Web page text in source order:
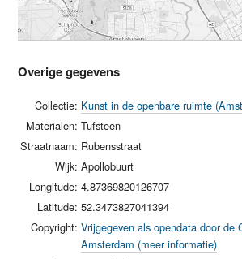
Overige gegevens
Collectie: Kunst in de openbare ruimte
Materialen: Tufsteen
Straatnaam: Rubensstraat
Wijk: Apollobuurt
Longitude: 4.87369820126707
Latitude: 52.3473827041394
Copyright: Vrijgegeven als opendata door de
Amsterdam (meer informatie)